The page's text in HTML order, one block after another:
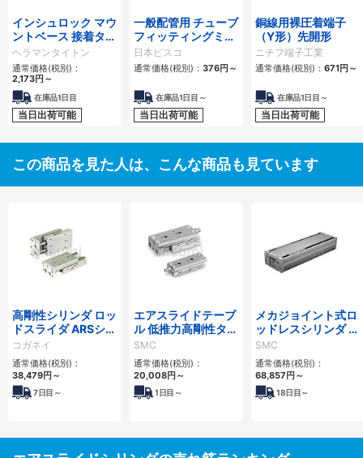
インシュロック マウ
ントベース 接着タイ
プ
ヘラマンタイトン
通常価格(税別)：
2,173円～
在庫品1日目
当日出荷可能
一般配管用 チューブ
フィッティングミニ
タイプ エルボ
日本ピスコ
通常価格(税別)： 376円～
在庫品1日目～
当日出荷可能
銅線用裸圧着端子
（Y形）先開形
ニチフ端子工業
通常価格(税別)： 671円～
在庫品1日目～
当日出荷可能
この商品を見た人は、こんな商品も見ています
高剛性シリンダ ロッ
ドスライダ ARSシリ
ーズ
コガネイ
通常価格(税別)：
38,479円～
7日目～
エアスライドテーブ
ル 低推力高剛性タイ
プ/MXQ□Bシリー
ズ
SMC
通常価格(税別)：
20,008円～
1日目～
メカジョイント式ロ
ッドレスシリンダ 高
剛性・リニアガイド
形 MY1HTシリーズ
SMC
通常価格(税別)：
68,857円～
18日目～